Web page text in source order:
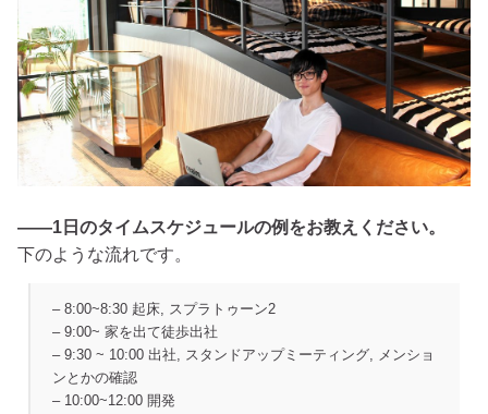
――1日のタイムスケジュールの例をお教えください。
下のような流れです。
– 8:00~8:30 起床, スプラトゥーン2
– 9:00~ 家を出て徒歩出社
– 9:30 ~ 10:00 出社, スタンドアップミーティング, メンショ
ンとかの確認
– 10:00~12:00 開発